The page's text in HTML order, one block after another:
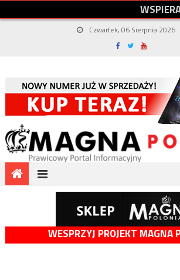
WSPIER
Czwartek, 06 Sierpnia 2026
WESPRZYJ PROJEKT MAGNA